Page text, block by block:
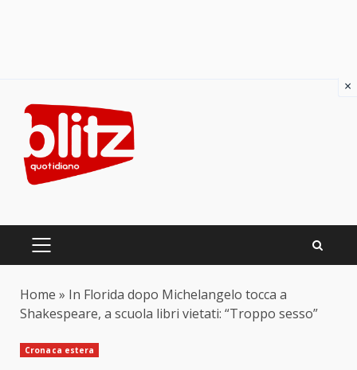
content
PRIMARY
Home » In Florida dopo Michelangelo tocca a
Shakespeare, a scuola libri vietati: “Troppo sesso”
Cronaca estera
×